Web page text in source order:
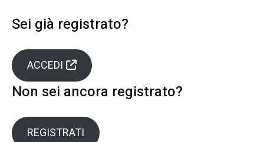
Sei già registrato?
ACCEDI
Non sei ancora registrato?
REGISTRATI